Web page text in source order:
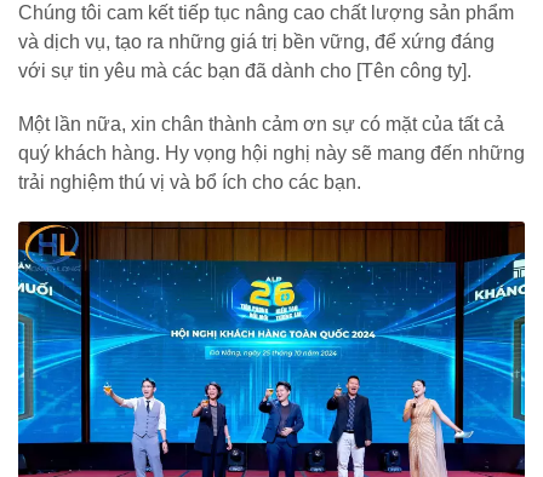
Chúng tôi cam kết tiếp tục nâng cao chất lượng sản phẩm
và dịch vụ, tạo ra những giá trị bền vững, để xứng đáng
với sự tin yêu mà các bạn đã dành cho [Tên công ty].
Một lần nữa, xin chân thành cảm ơn sự có mặt của tất cả
quý khách hàng. Hy vọng hội nghị này sẽ mang đến những
trải nghiệm thú vị và bổ ích cho các bạn.